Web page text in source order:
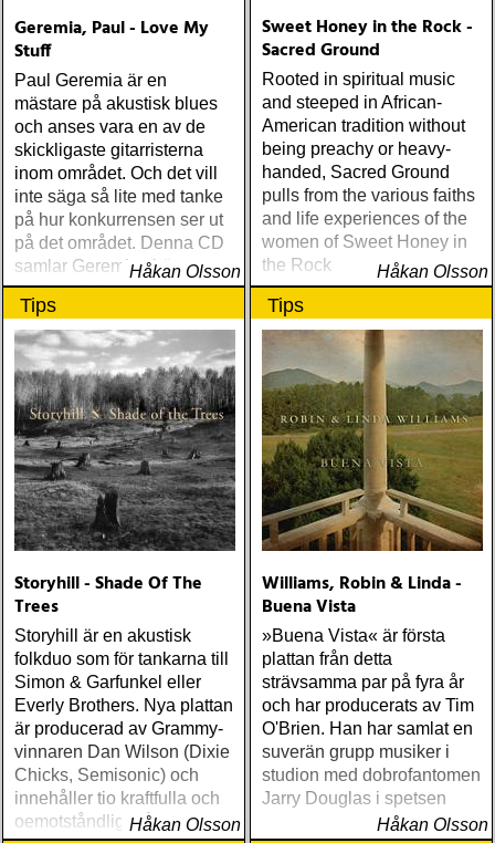
Geremia, Paul - Love My
Stuff
Paul Geremia är en
mästare på akustisk blues
och anses vara en av de
skickligaste gitarristerna
inom området. Och det vill
inte säga så lite med tanke
på hur konkurrensen ser ut
på det området. Denna CD
samlar Geremias bästa
liveinspelningar från tidigt
80-tal och framåt
Håkan Olsson
Sweet Honey in the Rock -
Sacred Ground
Rooted in spiritual music
and steeped in African-
American tradition without
being preachy or heavy-
handed, Sacred Ground
pulls from the various faiths
and life experiences of the
women of Sweet Honey in
the Rock
Håkan Olsson
Tips
Storyhill - Shade Of The
Trees
Storyhill är en akustisk
folkduo som för tankarna till
Simon & Garfunkel eller
Everly Brothers. Nya plattan
är producerad av Grammy-
vinnaren Dan Wilson (Dixie
Chicks, Semisonic) och
innehåller tio kraftfulla och
oemotståndliga låtar.Håkan Olsson
Tips
Williams, Robin & Linda -
Buena Vista
»Buena Vista« är första
plattan från detta
strävsamma par på fyra år
och har producerats av Tim
O'Brien. Han har samlat en
suverän grupp musiker i
studion med dobrofantomen
Jarry Douglas i spetsen
Håkan Olsson